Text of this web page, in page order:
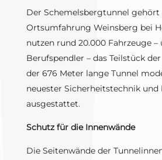
Der Schemelsbergtunnel gehört
Ortsumfahrung Weinsberg bei
nutzen rund 20.000 Fahrzeuge
Berufspendler – das Teilstück
der 676 Meter lange Tunnel
neuester Sicherheitstechnik
ausgestattet.
Schutz für die Innenwände
Die Seitenwände der